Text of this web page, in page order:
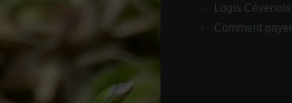
Logis Cévenols
Comment